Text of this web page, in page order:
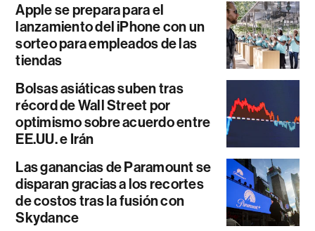
Apple se prepara para el
lanzamiento del iPhone con un
sorteo para empleados de las
tiendas
Bolsas asiáticas suben tras
récord de Wall Street por
optimismo sobre acuerdo entre
EE.UU. e Irán
Las ganancias de Paramount se
disparan gracias a los recortes
de costos tras la fusión con
Skydance